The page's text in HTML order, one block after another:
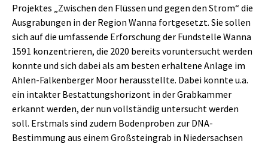
Projektes „Zwischen den Flüssen und gegen den Strom“ die
Ausgrabungen in der Region Wanna fortgesetzt. Sie sollen
sich auf die umfassende Erforschung der Fundstelle Wanna
1591 konzentrieren, die 2020 bereits voruntersucht werden
konnte und sich dabei als am besten erhaltene Anlage im
Ahlen-Falkenberger Moor herausstellte. Dabei konnte u.a.
ein intakter Bestattungshorizont in der Grabkammer
erkannt werden, der nun vollständig untersucht werden
soll. Erstmals sind zudem Bodenproben zur DNA-
Bestimmung aus einem Großsteingrab in Niedersachsen